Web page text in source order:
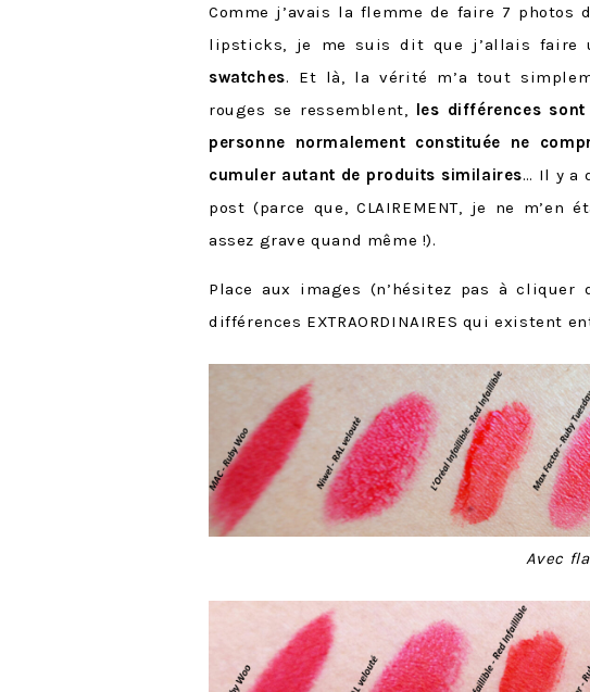
Comme j’avais la flemme de faire 7
lipsticks, je me suis dit que j’allais faire
swatches. Et là, la vérité m’a tout
rouges se ressemblent, les différences
personne normalement constituée ne
cumuler autant de produits similaires… Il y a
post (parce que, CLAIREMENT, je ne m’en
assez grave quand même !).
Place aux images (n’hésitez pas à
différences EXTRAORDINAIRES qui existent
Avec